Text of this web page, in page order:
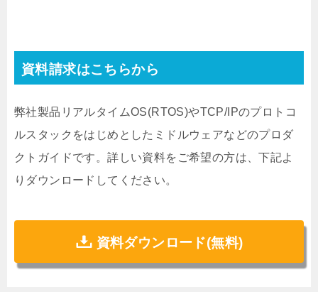
資料請求はこちらから
弊社製品リアルタイムOS(RTOS)やTCP/IPのプロトコ
ルスタックをはじめとしたミドルウェアなどのプロダ
クトガイドです。詳しい資料をご希望の方は、下記よ
りダウンロードしてください。
資料ダウンロード(無料)